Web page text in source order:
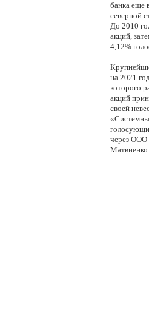
банка еще
северной
До 2010
акций,
4,12%
на 2021
которого
акций
своей
через ООО
Матвиенко.